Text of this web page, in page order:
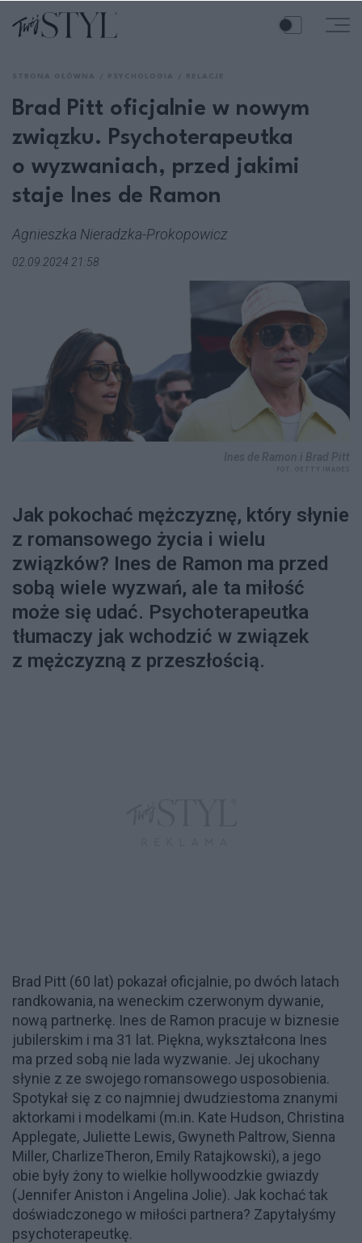
Brad Pitt oficjalnie w nowym
związku. Psychoterapeutka
o wyzwaniach, przed jakimi
staje Ines de Ramon
Agnieszka Nieradzka-Prokopowicz
02.09.2024 21:58
Jak pokochać mężczyznę, który słynie
z romansowego życia i wielu
związków? Ines de Ramon ma przed
sobą wiele wyzwań, ale ta miłość
może się udać. Psychoterapeutka
tłumaczy jak wchodzić w związek
z mężczyzną z przeszłością.
Brad Pitt (60 lat) pokazał oficjalnie, po dwóch latach
randkowania, na weneckim czerwonym dywanie,
nową partnerkę. Ines de Ramon pracuje w biznesie
jubilerskim i ma 31 lat. Piękna, wykształcona Ines
ma przed sobą nie lada wyzwanie. Jej ukochany
słynie z ze swojego romansowego usposobienia.
Spotykał się z co najmniej dwudziestoma znanymi
aktorkami i modelkami (m.in. Kate Hudson, Christina
Applegate, Juliette Lewis, Gwyneth Paltrow, Sienna
Miller, CharlizeTheron, Emily Ratajkowski), a jego
obie były żony to wielkie hollywoodzkie gwiazdy
(Jennifer Aniston i Angelina Jolie). Jak kochać tak
doświadczonego w miłości partnera? Zapytałyśmy
psychoterapeutkę.